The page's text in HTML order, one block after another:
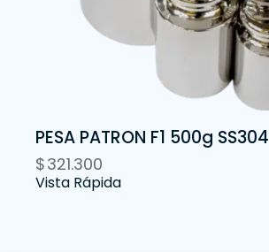
PESA PATRON F1 500g SS304
$321.300
Vista Rápida